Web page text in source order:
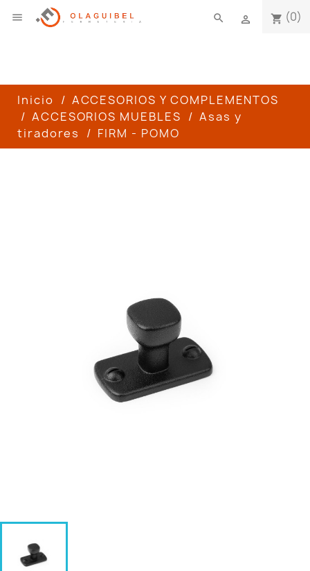
 shopping_cart (0)

search
Inicio
ACCESORIOS Y COMPLEMENTOS
ACCESORIOS MUEBLES
Asas y
tiradores
FIRM - POMO